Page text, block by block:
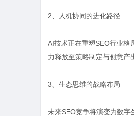
2、人机协同的进化路径
AI技术正在重塑SEO行业格
力释放至策略制定与创意产
3、生态思维的战略布局
未来SEO竞争将演变为数字